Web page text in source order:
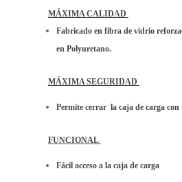
MÁXIMA CALIDAD
Fabricado en fibra de vidrio
en Polyuretano.
MÁXIMA SEGURIDAD
Permite cerrar la caja de carga
FUNCIONAL
Fácil acceso a la caja de carga